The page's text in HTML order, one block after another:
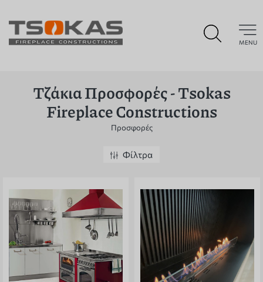
MENU
Τζάκια Προσφορές - Tsokas
Fireplace Constructions
Προσφορές
Φίλτρα